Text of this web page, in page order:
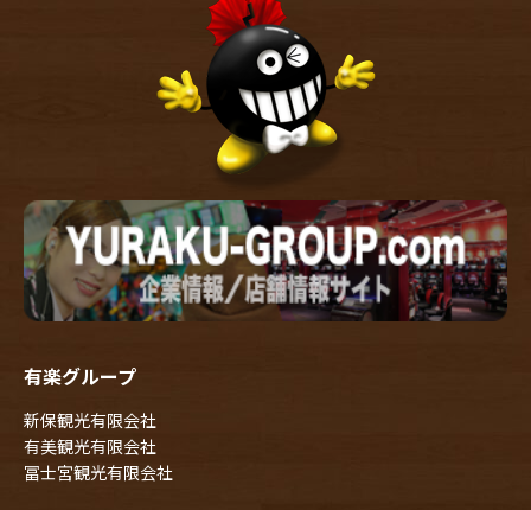
有楽グループ
新保観光有限会社
有美観光有限会社
冨士宮観光有限会社